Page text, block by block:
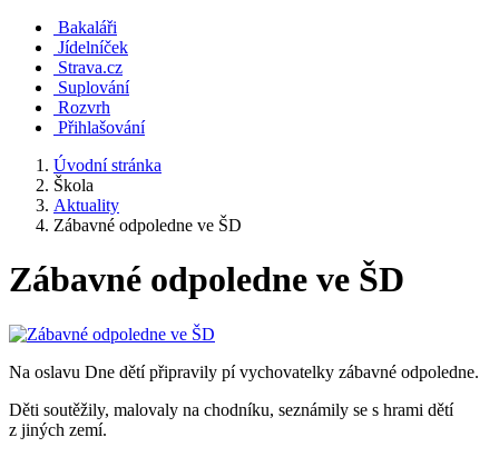
Bakaláři
Jídelníček
Strava.cz
Suplování
Rozvrh
Přihlašování
Úvodní stránka
Škola
Aktuality
Zábavné odpoledne ve ŠD
Zábavné odpoledne ve ŠD
Na oslavu Dne dětí připravily pí vychovatelky zábavné odpoledne.
Děti soutěžily, malovaly na chodníku, seznámily se s hrami dětí
z jiných zemí.